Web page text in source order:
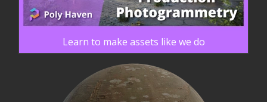
Learn to make assets like we do